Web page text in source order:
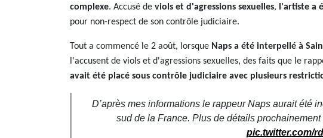
complexe. Accusé de viols et d'agressions sexuelles,
l'artiste a
pour non-respect de son contrôle judiciaire.
Tout a commencé le 2 août, lorsque Naps a été interpellé à
l'accusent de viols et d'agressions sexuelles, des faits que le
avait été placé sous contrôle judiciaire avec plusieurs
D’après mes informations le rappeur Naps aurait été
sud de la France. Plus de détails
pic.twitter.com/